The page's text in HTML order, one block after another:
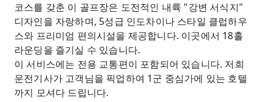
코스를 갖춘 이 골프장은 도전적인 내륙 "강변 서식지"
디자인을 자랑하며, 5성급 인도차이나 스타일 클럽하우
스와 프리미엄 편의시설을 제공합니다. 이곳에서 18홀
라운딩을 즐기실 수 있습니다.
이 서비스에는 전용 교통편이 포함되어 있습니다. 저희
운전기사가 고객님을 픽업하여 1군 중심가에 있는 호텔
까지 모셔다 드립니다.